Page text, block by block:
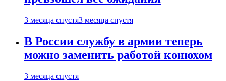
3 месяца спустя3 месяца спустя
В России службу в армии теперь
можно заменить работой конюхом
3 месяца спустя